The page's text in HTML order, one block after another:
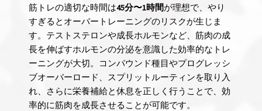
筋トレの適切な時間は45分〜1時間が理想で、やり
すぎるとオーバートレーニングのリスクが生じま
す。テストステロンや成長ホルモンなど、筋肉の成
長を伸ばすホルモンの分泌を意識した効率的なトレ
ーニングが大切。コンパウンド種目やプログレッシ
ブオーバーロード、スプリットルーティンを取り入
れ、さらに栄養補給と休息を正しく行うことで、効
率的に筋肉を成長させることが可能です。